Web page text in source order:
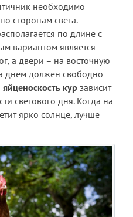
необходимо
сторонам света.
по длине с
вариантом является
а двери – на восточную
днем должен свободно
яйценоскость кур зависит
светового дня. Когда на
ярко солнце, лучше